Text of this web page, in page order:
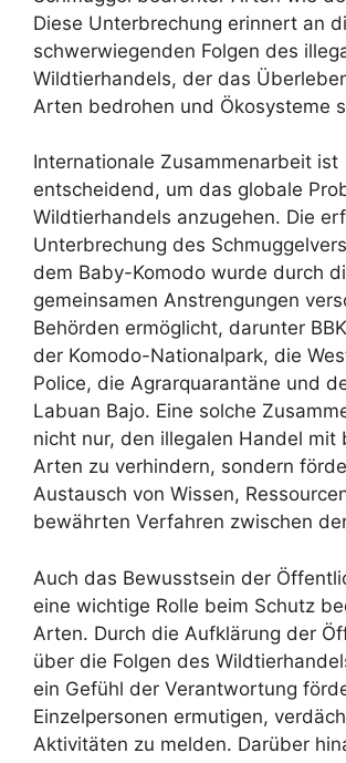
Diese Unterbrechung erinnert an
schwerwiegenden Folgen des
Wildtierhandels, der das
Arten bedrohen und Ökosysteme
Internationale Zusammenarbeit ist
entscheidend, um das globale
Wildtierhandels anzugehen. Die
Unterbrechung des
dem Baby-Komodo wurde durch
gemeinsamen Anstrengungen
Behörden ermöglicht, darunter
der Komodo-Nationalpark, die
Police, die Agrarquarantäne und
Labuan Bajo. Eine solche
nicht nur, den illegalen Handel mit
Arten zu verhindern, sondern
Austausch von Wissen,
bewährten Verfahren zwischen
Auch das Bewusstsein der
eine wichtige Rolle beim Schutz
Arten. Durch die Aufklärung der
über die Folgen des
ein Gefühl der Verantwortung
Einzelpersonen ermutigen,
Aktivitäten zu melden. Darüber